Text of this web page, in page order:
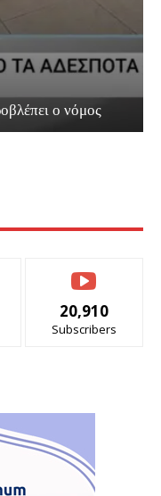
ο νόμος
20,910
Subscribers